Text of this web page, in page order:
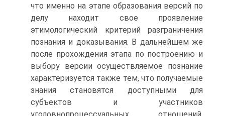
что именно на этапе образования версий по
делу находит свое проявление
этимологический критерий разграничения
познания и доказывания. В дальнейшем же
после прохождения этапа по построению и
выбору версии осуществляемое познание
характеризуется также тем, что получаемые
знания становятся доступными для
субъектов и участников
уголовнопроцессуальных отношений.